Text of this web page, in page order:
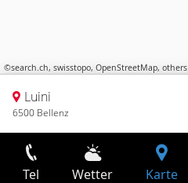
©search.ch, swisstopo, OpenStreetMap, others
Luini
6500 Bellenz
Tel Wetter Karte